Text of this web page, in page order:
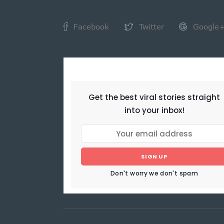
Facebook Twitter Google+
Get the best viral stories straight
into your inbox!
SIGN UP
Don't worry we don't spam